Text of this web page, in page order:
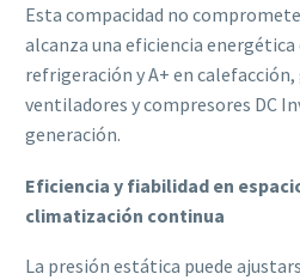
Esta compacidad no
alcanza una eficiencia energética
refrigeración y A+ en calefacción,
ventiladores y compresores DC
generación.
Eficiencia y fiabilidad en
climatización continua
La presión estática puede